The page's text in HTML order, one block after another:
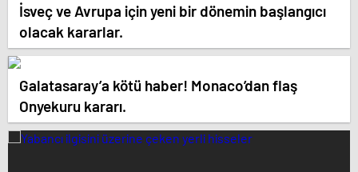
İsveç ve Avrupa için yeni bir dönemin başlangıcı
olacak kararlar.
Galatasaray’a kötü haber! Monaco’dan flaş
Onyekuru kararı.